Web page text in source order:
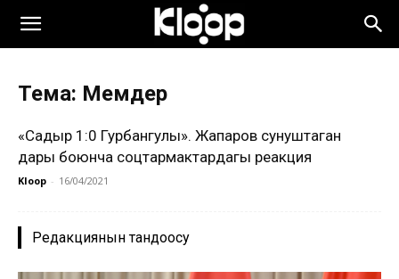
Тема: Мемдер
«Садыр 1:0 Гурбангулы». Жапаров сунуштаган
дары боюнча соцтармактардагы реакция
Kloop - 16/04/2021
Редакциянын тандоосу